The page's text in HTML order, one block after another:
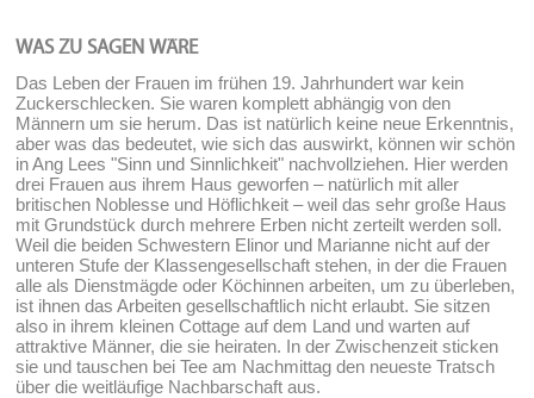
WAS ZU SAGEN WÄRE
Das Leben der Frauen im frühen 19. Jahrhundert war kein
Zuckerschlecken. Sie waren komplett abhängig von den
Männern um sie herum. Das ist natürlich keine neue Erkenntnis,
aber was das bedeutet, wie sich das auswirkt, können wir schön
in Ang Lees "Sinn und Sinnlichkeit" nachvollziehen. Hier werden
drei Frauen aus ihrem Haus geworfen – natürlich mit aller
britischen Noblesse und Höflichkeit – weil das sehr große Haus
mit Grundstück durch mehrere Erben nicht zerteilt werden soll.
Weil die beiden Schwestern Elinor und Marianne nicht auf der
unteren Stufe der Klassengesellschaft stehen, in der die Frauen
alle als Dienstmägde oder Köchinnen arbeiten, um zu überleben,
ist ihnen das Arbeiten gesellschaftlich nicht erlaubt. Sie sitzen
also in ihrem kleinen Cottage auf dem Land und warten auf
attraktive Männer, die sie heiraten. In der Zwischenzeit sticken
sie und tauschen bei Tee am Nachmittag den neueste Tratsch
über die weitläufige Nachbarschaft aus.